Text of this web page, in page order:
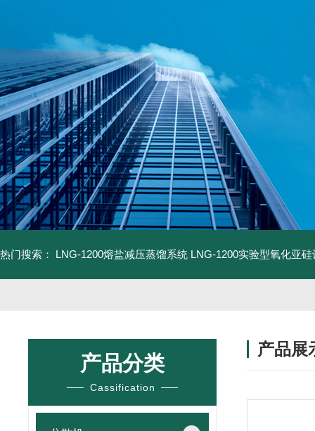
热门搜索： LNG-1200熔盐减压蒸馏系统 LNG-1200实验型氧化亚硅
产品分类
Cassification
产品展